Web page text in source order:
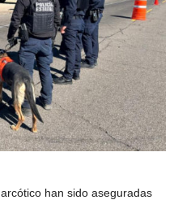
han sido aseguradas